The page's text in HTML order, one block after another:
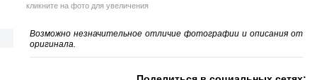
кликните на фото для увеличения
Возможно незначительное отличие фотографии и описания от
оригинала.